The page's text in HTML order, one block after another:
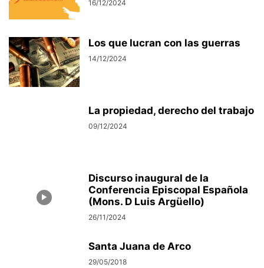
16/12/2024
Los que lucran con las guerras
14/12/2024
La propiedad, derecho del trabajo
09/12/2024
Discurso inaugural de la
Conferencia Episcopal Española
(Mons. D Luis Argüello)
26/11/2024
Santa Juana de Arco
29/05/2018